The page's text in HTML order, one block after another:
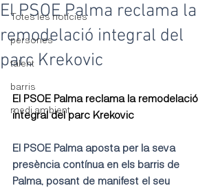
Totes les notícies
persones
talent
barris
medi ambient
El PSOE Palma reclama la
remodelació integral del
parc Krekovic
El PSOE Palma reclama la remodelació
integral del parc Krekovic
El PSOE Palma aposta per la seva
presència contínua en els barris de
Palma, posant de manifest el seu